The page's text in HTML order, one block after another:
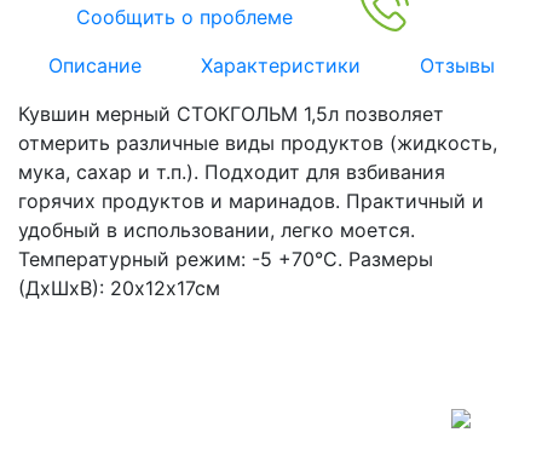
Сообщить о проблеме
Описание
Характеристики
Отзывы
Кувшин мерный СТОКГОЛЬМ 1,5л позволяет
отмерить различные виды продуктов (жидкость,
мука, сахар и т.п.). Подходит для взбивания
горячих продуктов и маринадов. Практичный и
удобный в использовании, легко моется.
Температурный режим: -5 +70°С. Размеры
(ДхШхВ): 20х12х17см